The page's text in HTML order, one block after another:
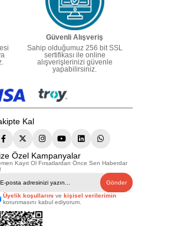
Güvenli Alışveriş
Sahip olduğumuz 256 bit SSL
sertifikası ile online
alışverişlerinizi güvenle
yapabilirsiniz.
Kal
Özel Kampanyalar
Kayıt Ol Fırsatlardan Önce Sen Haberdar
Gönder
Üyelik koşullarını ve kişisel verilerimin
korunmasını kabul ediyorum.